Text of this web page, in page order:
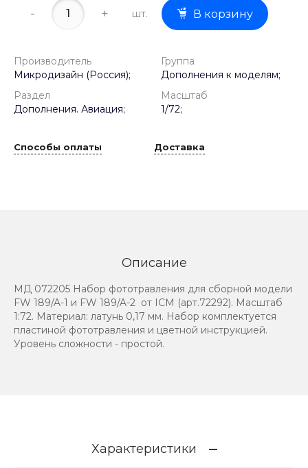
- + шт. В корзину
Производитель
Микродизайн (Россия);
Группа
Дополнения к моделям;
Раздел
Дополнения. Авиация;
Масштаб
1/72;
Способы оплаты Доставка
Описание
МД 072205 Набор фототравления для сборной модели
FW 189/A-1 и FW 189/A-2 от ICM (арт.72292). Масштаб
1:72. Материал: латунь 0,17 мм. Набор комплектуется
пластиной фототравления и цветной инструкцией.
Уровень сложности - простой.
Характеристики